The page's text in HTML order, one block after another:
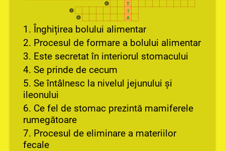
6 T
7 I
8 A
1. Înghițirea bolului alimentar
2. Procesul de formare a bolului alimentar
3. Este secretat în interiorul stomacului
4. Se prinde de cecum
5. Se întâlnesc la nivelul jejunului și
ileonului
6. Ce fel de stomac prezintă mamiferele
rumegătoare
7. Procesul de eliminare a materiilor
fecale